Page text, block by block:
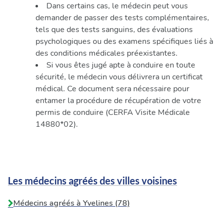
Dans certains cas, le médecin peut vous
demander de passer des tests complémentaires,
tels que des tests sanguins, des évaluations
psychologiques ou des examens spécifiques liés à
des conditions médicales préexistantes.
Si vous êtes jugé apte à conduire en toute
sécurité, le médecin vous délivrera un certificat
médical. Ce document sera nécessaire pour
entamer la procédure de récupération de votre
permis de conduire (CERFA Visite Médicale
14880*02).
Les médecins agréés des villes voisines
Médecins agréés à Yvelines (78)